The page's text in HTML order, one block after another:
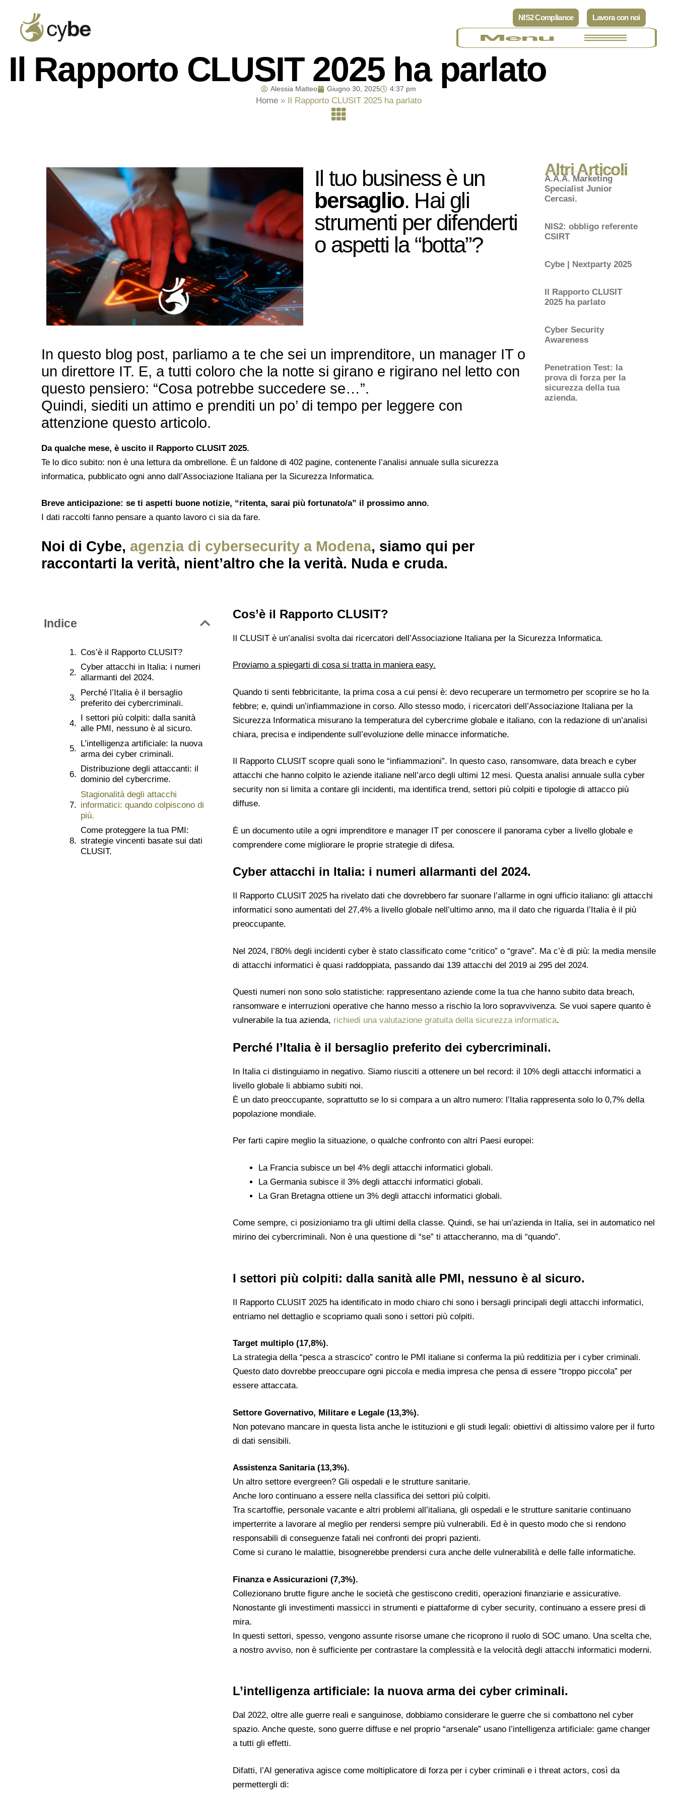
NIS2 Compliance Lavora con noi
Il Rapporto CLUSIT 2025 ha parlato
Alessia Matteo Giugno 30, 2025 4:37 pm
Home» Il Rapporto CLUSIT 2025 ha parlato
Il tuo business è un
bersaglio. Hai gli
strumenti per difenderti
o aspetti la “botta”?
In questo blog post, parliamo a te che sei un imprenditore, un manager IT o
un direttore IT. E, a tutti coloro che la notte si girano e rigirano nel letto con
questo pensiero: “Cosa potrebbe succedere se…”.
Quindi, siediti un attimo e prenditi un po’ di tempo per leggere con
attenzione questo articolo.
Da qualche mese, è uscito il Rapporto CLUSIT 2025.
Te lo dico subito: non è una lettura da ombrellone. È un faldone di 402 pagine, contenente l’analisi annuale sulla sicurezza
informatica, pubblicato ogni anno dall’Associazione Italiana per la Sicurezza Informatica.
Breve anticipazione: se ti aspetti buone notizie, “ritenta, sarai più fortunato/a” il prossimo anno.
I dati raccolti fanno pensare a quanto lavoro ci sia da fare.
Noi di Cybe, agenzia di cybersecurity a Modena, siamo qui per
raccontarti la verità, nient’altro che la verità. Nuda e cruda.
Altri Articoli
A.A.A. Marketing
Specialist Junior
Cercasi.
NIS2: obbligo referente
CSIRT
Cybe | Nextparty 2025
Il Rapporto CLUSIT
2025 ha parlato
Cyber Security
Awareness
Penetration Test: la
prova di forza per la
sicurezza della tua
azienda.
Indice
Cos’è il Rapporto CLUSIT?
Cyber attacchi in Italia: i numeri
allarmanti del 2024.
Perché l’Italia è il bersaglio
preferito dei cybercriminali.
I settori più colpiti: dalla sanità
alle PMI, nessuno è al sicuro.
L’intelligenza artificiale: la nuova
arma dei cyber criminali.
Distribuzione degli attaccanti: il
dominio del cybercrime.
Stagionalità degli attacchi
informatici: quando colpiscono di
più.
Come proteggere la tua PMI:
strategie vincenti basate sui dati
CLUSIT.
Cos’è il Rapporto CLUSIT?
Il CLUSIT è un’analisi svolta dai ricercatori dell’Associazione Italiana per la Sicurezza Informatica.
Proviamo a spiegarti di cosa si tratta in maniera easy.
Quando ti senti febbricitante, la prima cosa a cui pensi è: devo recuperare un termometro per scoprire se ho la
febbre; e, quindi un’infiammazione in corso. Allo stesso modo, i ricercatori dell’Associazione Italiana per la
Sicurezza Informatica misurano la temperatura del cybercrime globale e italiano, con la redazione di un’analisi
chiara, precisa e indipendente sull’evoluzione delle minacce informatiche.
Il Rapporto CLUSIT scopre quali sono le “infiammazioni”. In questo caso, ransomware, data breach e cyber
attacchi che hanno colpito le aziende italiane nell’arco degli ultimi 12 mesi. Questa analisi annuale sulla cyber
security non si limita a contare gli incidenti, ma identifica trend, settori più colpiti e tipologie di attacco più
diffuse.
È un documento utile a ogni imprenditore e manager IT per conoscere il panorama cyber a livello globale e
comprendere come migliorare le proprie strategie di difesa.
Cyber attacchi in Italia: i numeri allarmanti del 2024.
Il Rapporto CLUSIT 2025 ha rivelato dati che dovrebbero far suonare l’allarme in ogni ufficio italiano: gli attacchi
informatici sono aumentati del 27,4% a livello globale nell’ultimo anno, ma il dato che riguarda l’Italia è il più
preoccupante.
Nel 2024, l’80% degli incidenti cyber è stato classificato come “critico” o “grave”. Ma c’è di più: la media mensile
di attacchi informatici è quasi raddoppiata, passando dai 139 attacchi del 2019 ai 295 del 2024.
Questi numeri non sono solo statistiche: rappresentano aziende come la tua che hanno subito data breach,
ransomware e interruzioni operative che hanno messo a rischio la loro sopravvivenza. Se vuoi sapere quanto è
vulnerabile la tua azienda, richiedi una valutazione gratuita della sicurezza informatica.
Perché l’Italia è il bersaglio preferito dei cybercriminali.
In Italia ci distinguiamo in negativo. Siamo riusciti a ottenere un bel record: il 10% degli attacchi informatici a
livello globale li abbiamo subiti noi.
È un dato preoccupante, soprattutto se lo si compara a un altro numero: l’Italia rappresenta solo lo 0,7% della
popolazione mondiale.
Per farti capire meglio la situazione, o qualche confronto con altri Paesi europei:
La Francia subisce un bel 4% degli attacchi informatici globali.
La Germania subisce il 3% degli attacchi informatici globali.
La Gran Bretagna ottiene un 3% degli attacchi informatici globali.
Come sempre, ci posizioniamo tra gli ultimi della classe. Quindi, se hai un’azienda in Italia, sei in automatico nel
mirino dei cybercriminali. Non è una questione di “se” ti attaccheranno, ma di “quando”.
I settori più colpiti: dalla sanità alle PMI, nessuno è al sicuro.
Il Rapporto CLUSIT 2025 ha identificato in modo chiaro chi sono i bersagli principali degli attacchi informatici,
entriamo nel dettaglio e scopriamo quali sono i settori più colpiti.
Target multiplo (17,8%).
La strategia della “pesca a strascico” contro le PMI italiane si conferma la più redditizia per i cyber criminali.
Questo dato dovrebbe preoccupare ogni piccola e media impresa che pensa di essere “troppo piccola” per
essere attaccata.
Settore Governativo, Militare e Legale (13,3%).
Non potevano mancare in questa lista anche le istituzioni e gli studi legali: obiettivi di altissimo valore per il furto
di dati sensibili.
Assistenza Sanitaria (13,3%).
Un altro settore evergreen? Gli ospedali e le strutture sanitarie.
Anche loro continuano a essere nella classifica dei settori più colpiti.
Tra scartoffie, personale vacante e altri problemi all’italiana, gli ospedali e le strutture sanitarie continuano
imperterrite a lavorare al meglio per rendersi sempre più vulnerabili. Ed è in questo modo che si rendono
responsabili di conseguenze fatali nei confronti dei propri pazienti.
Come si curano le malattie, bisognerebbe prendersi cura anche delle vulnerabilità e delle falle informatiche.
Finanza e Assicurazioni (7,3%).
Collezionano brutte figure anche le società che gestiscono crediti, operazioni finanziarie e assicurative.
Nonostante gli investimenti massicci in strumenti e piattaforme di cyber security, continuano a essere presi di
mira.
In questi settori, spesso, vengono assunte risorse umane che ricoprono il ruolo di SOC umano. Una scelta che,
a nostro avviso, non è sufficiente per contrastare la complessità e la velocità degli attacchi informatici moderni.
L’intelligenza artificiale: la nuova arma dei cyber criminali.
Dal 2022, oltre alle guerre reali e sanguinose, dobbiamo considerare le guerre che si combattono nel cyber
spazio. Anche queste, sono guerre diffuse e nel proprio “arsenale” usano l’intelligenza artificiale: game changer
a tutti gli effetti.
Difatti, l’AI generativa agisce come moltiplicatore di forza per i cyber criminali e i threat actors, così da
permettergli di: